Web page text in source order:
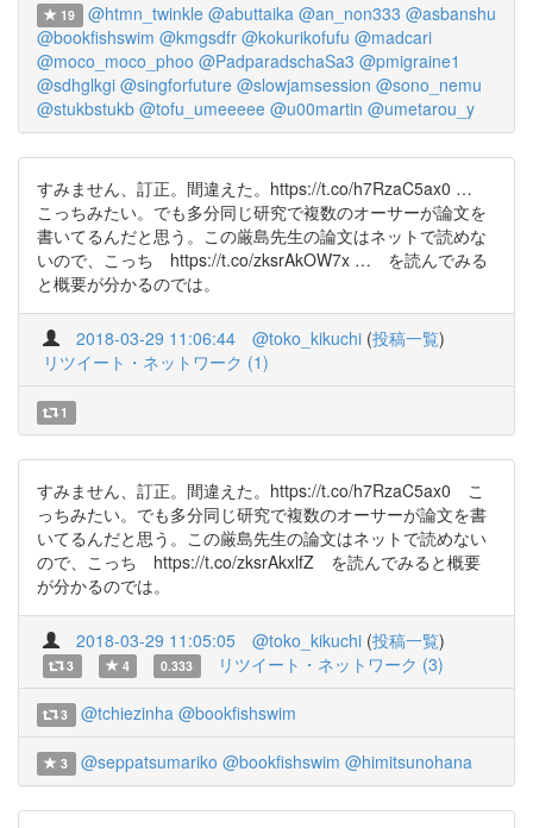
19 @htmn_twinkle @abuttaika @an_non333 @asbanshu
@bookfishswim @kmgsdfr @kokurikofufu @madcari
@moco_moco_phoo @PadparadschaSa3 @pmigraine1
@sdhglkgi @singforfuture @slowjamsession @sono_nemu
@stukbstukb @tofu_umeeeee @u00martin @umetarou_y
すみません、訂正。間違えた。https://t.co/h7RzaC5ax0 …
こっちみたい。でも多分同じ研究で複数のオーサーが論文を
書いてるんだと思う。この厳島先生の論文はネットで読めな
いので、こっち https://t.co/zksrAkOW7x … を読んでみる
と概要が分かるのでは。
2018-03-29 11:06:44 @toko_kikuchi (投稿一覧)
リツイート・ネットワーク (1)
1
すみません、訂正。間違えた。https://t.co/h7RzaC5ax0 こ
っちみたい。でも多分同じ研究で複数のオーサーが論文を書
いてるんだと思う。この厳島先生の論文はネットで読めない
ので、こっち https://t.co/zksrAkxlfZ を読んでみると概要
が分かるのでは。
2018-03-29 11:05:05 @toko_kikuchi (投稿一覧)
3 4 0.333 リツイート・ネットワーク (3)
3 @tchiezinha @bookfishswim
3 @seppatsumariko @bookfishswim @himitsunohana